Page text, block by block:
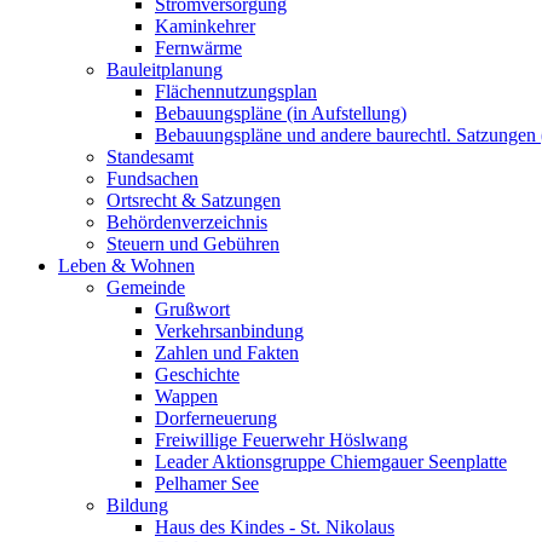
Stromversorgung
Kaminkehrer
Fernwärme
Bauleitplanung
Flächennutzungsplan
Bebauungspläne (in Aufstellung)
Bebauungspläne und andere baurechtl.
Standesamt
Fundsachen
Ortsrecht & Satzungen
Behördenverzeichnis
Steuern und Gebühren
Leben & Wohnen
Gemeinde
Grußwort
Verkehrsanbindung
Zahlen und Fakten
Geschichte
Wappen
Dorferneuerung
Freiwillige Feuerwehr Höslwang
Leader Aktionsgruppe Chiemgauer Seenplatte
Pelhamer See
Bildung
Haus des Kindes - St. Nikolaus